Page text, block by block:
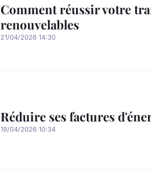
Comment réussir votre
renouvelables
21/04/2026 14:30
Réduire ses factures
19/04/2026 10:34